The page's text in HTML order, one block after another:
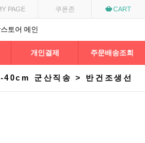
PAGE 쿠폰존 CART
개인결제 주문배송조회
군산직송 > 반건조생선